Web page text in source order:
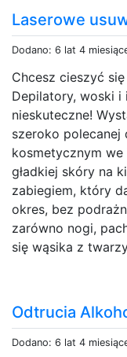
Laserowe
Dodano: 6 lat 4
Chcesz cieszyć
Depilatory, woski i
nieskuteczne!
szeroko polecanej
kosmetycznym we
gładkiej skóry na
zabiegiem, który
okres, bez
zarówno nogi,
się wąsika z
Odtrucia
Dodano: 6 lat 4